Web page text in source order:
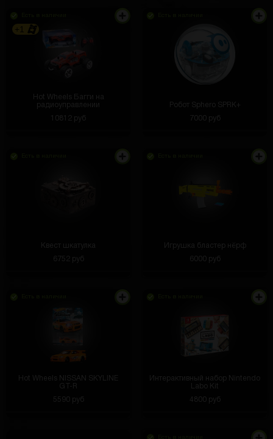
+1
Hot Wheels Багги на
радиоуправлении
10812 руб
Робот Sphero SPRK+
7000 руб
Квест шкатулка
6752 руб
Игрушка бластер нёрф
6000 руб
Hot Wheels NISSAN SKYLINE
GT-R
5590 руб
Интерактивный набор Nintendo
Labo Kit
4800 руб